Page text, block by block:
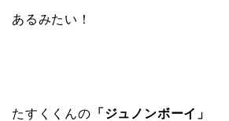
あるみたい！
たすくくんの 「ジュノンボーイ」